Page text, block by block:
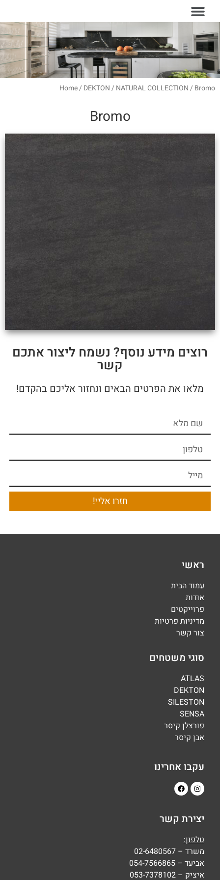
Home/ DEKTON/ NATURAL COLLECTION/ Bromo
Bromo
רוצים מידע נוסף? נשמח ליצור אתכם
קשר
מלאו את הפרטים הבאים ונחזור אליכם בהקדם!
חזרו אליי!
ראשי
עמוד הבית
אודות
פרוייקטים
מדיניות פרטיות
צור קשר
סוגי משטחים
ATLAS
DEKTON
SILESTON
SENSA
פורצלן קיסר
אבן קיסר
עקבו אחרינו
יצירת קשר
טלפון:
משרד – 02-6480567
אביעד – 054-7566865
איציק – 053-7378102